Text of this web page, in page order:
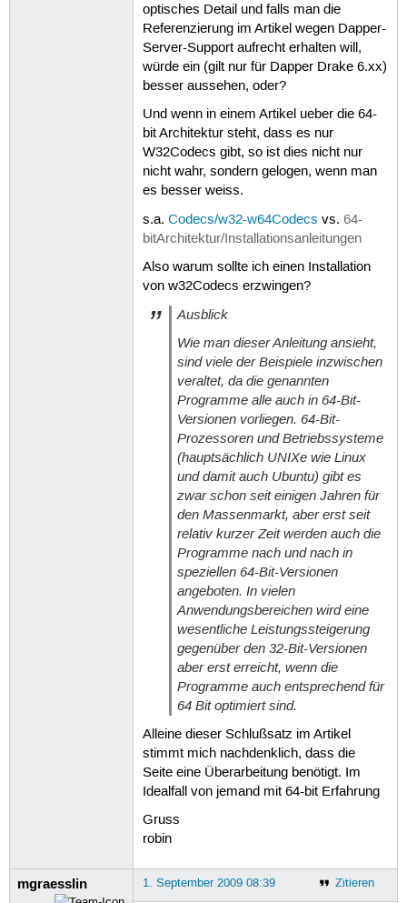
optisches Detail und falls man die
Referenzierung im Artikel wegen Dapper-
Server-Support aufrecht erhalten will,
würde ein (gilt nur für Dapper Drake 6.xx)
besser aussehen, oder?
Und wenn in einem Artikel ueber die 64-
bit Architektur steht, dass es nur
W32Codecs gibt, so ist dies nicht nur
nicht wahr, sondern gelogen, wenn man
es besser weiss.
s.a. Codecs/w32-w64Codecs vs. 64-
bitArchitektur/Installationsanleitungen
Also warum sollte ich einen Installation
von w32Codecs erzwingen?
Ausblick
Wie man dieser Anleitung ansieht,
sind viele der Beispiele inzwischen
veraltet, da die genannten
Programme alle auch in 64-Bit-
Versionen vorliegen. 64-Bit-
Prozessoren und Betriebssysteme
(hauptsächlich UNIXe wie Linux
und damit auch Ubuntu) gibt es
zwar schon seit einigen Jahren für
den Massenmarkt, aber erst seit
relativ kurzer Zeit werden auch die
Programme nach und nach in
speziellen 64-Bit-Versionen
angeboten. In vielen
Anwendungsbereichen wird eine
wesentliche Leistungssteigerung
gegenüber den 32-Bit-Versionen
aber erst erreicht, wenn die
Programme auch entsprechend für
64 Bit optimiert sind.
Alleine dieser Schlußsatz im Artikel
stimmt mich nachdenklich, dass die
Seite eine Überarbeitung benötigt. Im
Idealfall von jemand mit 64-bit Erfahrung
Gruss
robin
mgraesslin Zitieren
1. September 2009 08:39